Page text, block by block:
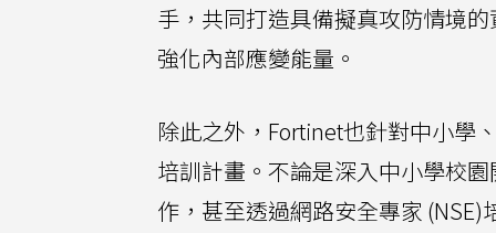
手，共同打造具備擬真攻防情境
強化內部應變能量。
除此之外，Fortinet也針對中小學
培訓計畫。不論是深入中小學校
作，甚至透過網路安全專家